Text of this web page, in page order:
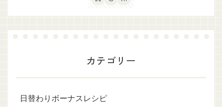
カテゴリー
日替わりボーナスレシピ